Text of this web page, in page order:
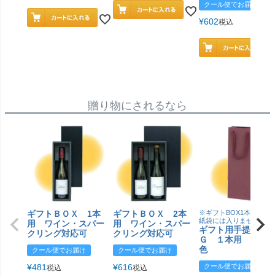
クール便でお届け
¥602税込
贈り物にされるなら
ギフトＢＯＸ 1本
用 ワイン・スパー
クリング対応可
クール便でお届け
¥481 税込
ギフトＢＯＸ 2本
用 ワイン・スパー
クリング対応可
クール便でお届け
¥616税込
※ギフトBOX1本用はこ
紙袋には入りません
ギフト用手提げＢ
Ｇ １本用 エン
色
クール便でお届け